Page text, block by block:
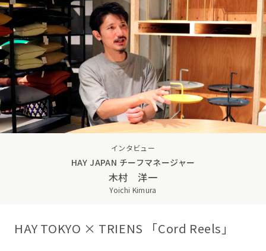
インタビュー
HAY JAPAN チーフマネージャー
木村 洋一
Yoichi Kimura
HAY TOKYO × TRIENS 「Cord Reels」